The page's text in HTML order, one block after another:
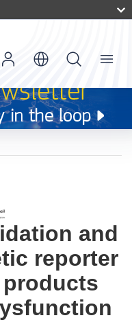
Menu
and
reporter
products